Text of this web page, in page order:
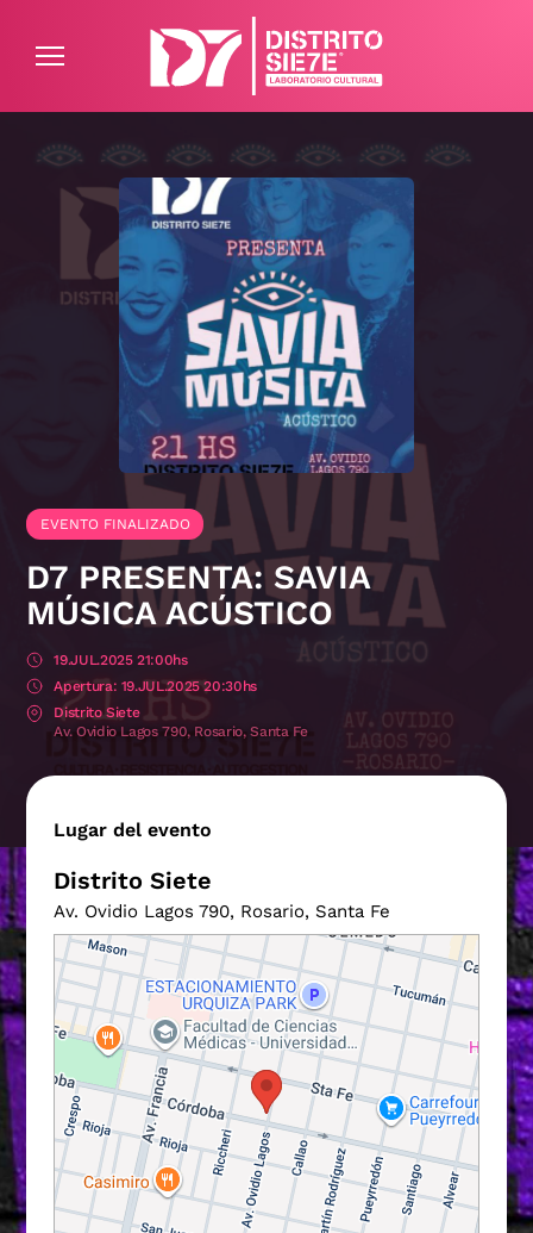
ATENCIÓN AL CLIENTE
PREGUNTAS FRECUENTES
EVENTO FINALIZADO
D7 PRESENTA: SAVIA
MÚSICA ACÚSTICO
19.JUL.2025 21:00hs
19.JUL.2025 20:30hs
Distrito Siete
Av. Ovidio Lagos 790, Rosario, Santa Fe
Lugar del evento
Distrito Siete
Av. Ovidio Lagos 790, Rosario, Santa Fe